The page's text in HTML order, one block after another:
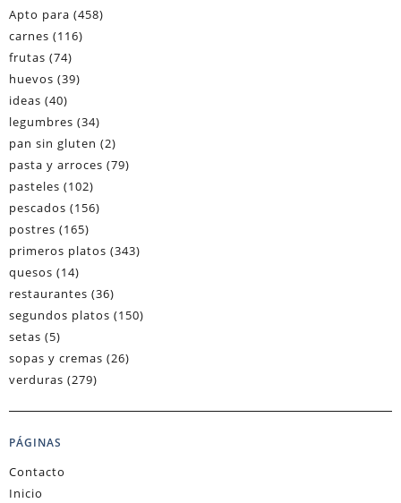
Apto para (458)
carnes (116)
frutas (74)
huevos (39)
ideas (40)
legumbres (34)
pan sin gluten (2)
pasta y arroces (79)
pasteles (102)
pescados (156)
postres (165)
primeros platos (343)
quesos (14)
restaurantes (36)
segundos platos (150)
setas (5)
sopas y cremas (26)
verduras (279)
PÁGINAS
Contacto
Inicio